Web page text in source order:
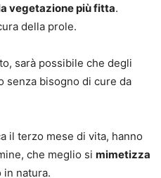
vegetazione più fitta.
della prole.
sarà possibile che degli
senza bisogno di cure da
il terzo mese di vita, hanno
che meglio si mimetizza
natura.